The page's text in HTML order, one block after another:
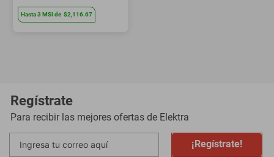
Hasta3 MSIde $2,116.67
Regístrate
Para recibir las mejores ofertas de Elektra
¡Regístrate!